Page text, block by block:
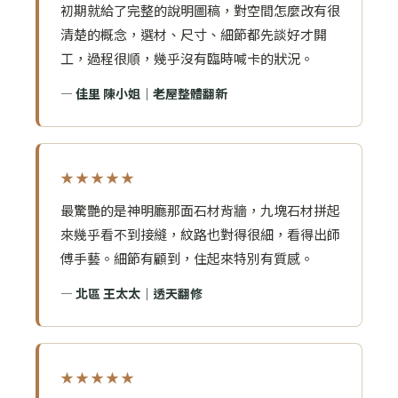
初期就給了完整的說明圖稿，對空間怎麼改有很
清楚的概念，選材、尺寸、細節都先談好才開
工，過程很順，幾乎沒有臨時喊卡的狀況。
— 佳里 陳小姐｜老屋整體翻新
★★★★★
最驚艷的是神明廳那面石材背牆，九塊石材拼起
來幾乎看不到接縫，紋路也對得很細，看得出師
傅手藝。細節有顧到，住起來特別有質感。
— 北區 王太太｜透天翻修
★★★★★